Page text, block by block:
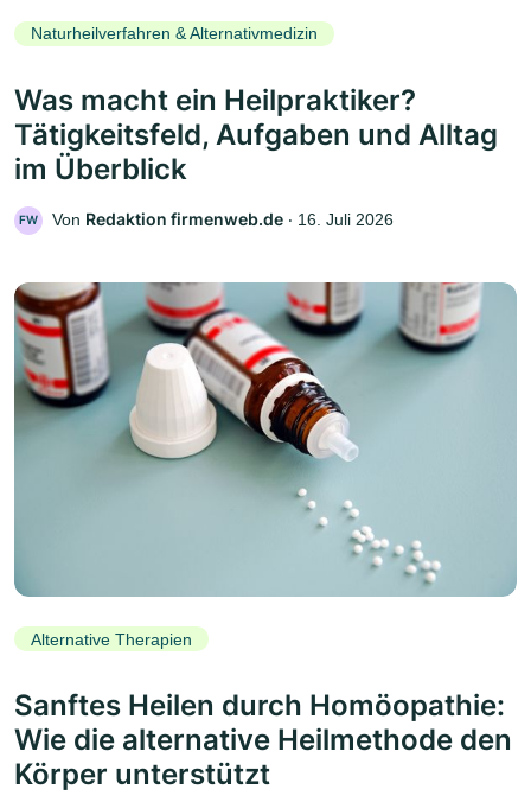
Naturheilverfahren & Alternativmedizin
Was macht ein Heilpraktiker?
Tätigkeitsfeld, Aufgaben und Alltag
im Überblick
FW Von Redaktion firmenweb.de ‧ 16. Juli 2026
Alternative Therapien
Sanftes Heilen durch Homöopathie:
Wie die alternative Heilmethode den
Körper unterstützt